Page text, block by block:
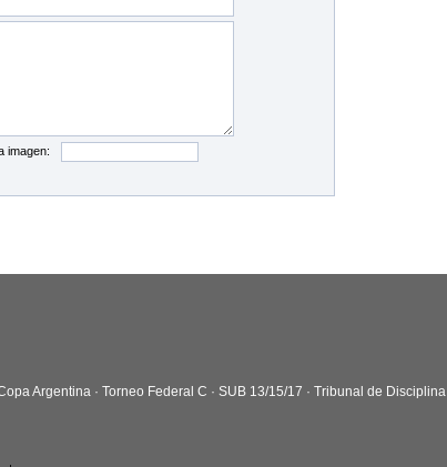
imagen:
Argentina · Torneo Federal C · SUB 13/15/17 · Tribunal de Disciplina